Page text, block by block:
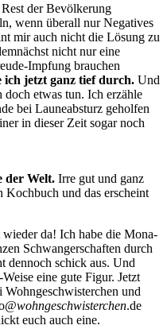
der Bevölkerung
wenn überall nur Negatives
mir auch nicht die Lösung zu
nicht nur eine
Impfung brauchen
jetzt ganz tief durch. Und
etwas tun. Ich erzähle
bei Launeabsturz geholfen
in dieser Zeit sogar noch
der Welt. Irre gut und ganz
Kochbuch und das erscheint
wieder da! Ich habe die Mona-
Schwangerschaften durch
dennoch schick aus. Und
eine gute Figur. Jetzt
Wohngeschwisterchen und
wohngeschwisterchen.de
euch auch eine.